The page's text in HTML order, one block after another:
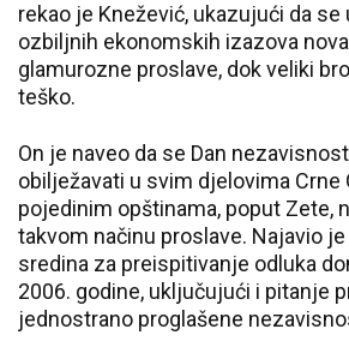
rekao je Knežević, ukazujući da se
ozbiljnih ekonomskih izazova
glamurozne proslave, dok veliki
teško.
On je naveo da se Dan
obilježavati u svim djelovima Crne
pojedinim opštinama, poput Zete,
takvom načinu proslave. Najavio
sredina za preispitivanje odluka
2006. godine, uključujući i pitanje
jednostrano proglašene